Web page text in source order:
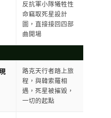
反抗軍小隊犧牲性
命竊取死星設計
圖，直接接回四部
曲開場
路克天行者踏上旅
程，與韓索羅相
遇，死星被摧毀，
一切的起點